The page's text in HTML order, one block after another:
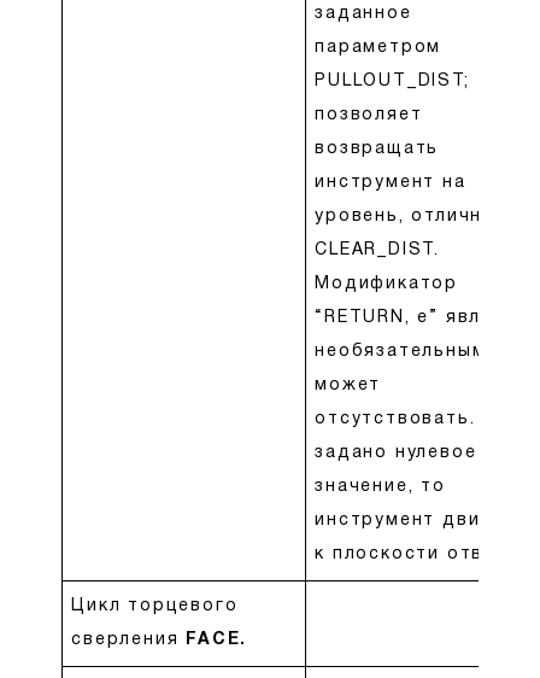
заданное
параметром
PULLOUT_DIST;
позволяет
возвращать
инструмент на
уровень, отличный от
CLEAR_DIST.
Модификатор
“RETURN, e” является
необязательным и
может
отсутствовать. Если
задано нулевое
значение, то
инструмент
к плоскости
Цикл торцевого
сверления FACE.